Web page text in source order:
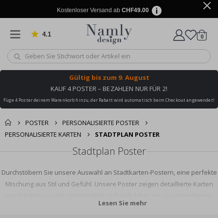
Kostenloser Versand ab CHF49.00
4.1 von 1028 Bewertungen
Wagen
0
Gültig bis zum 9. August
KAUF 4 POSTER – BEZAHLEN NUR FÜR 2!
Füge 4 Poster deinem Warenkorb hinzu, der Rabatt wird automatisch beim Checkout angewendet!
POSTER
PERSONALISIERTE POSTER
PERSONALISIERTE KARTEN
STADTPLAN POSTER
Stadtplan Poster
Durchstöbern Sie unsere Auswahl an Stadtkarten-Postern, eine perfekte
Mischung aus Stil und Gefühl. Unsere Poster zeigen detaillierte Karten
Geschenk für Reisebegeisterte oder ein fantastisches Stück urbaner
Lesen Sie mehr